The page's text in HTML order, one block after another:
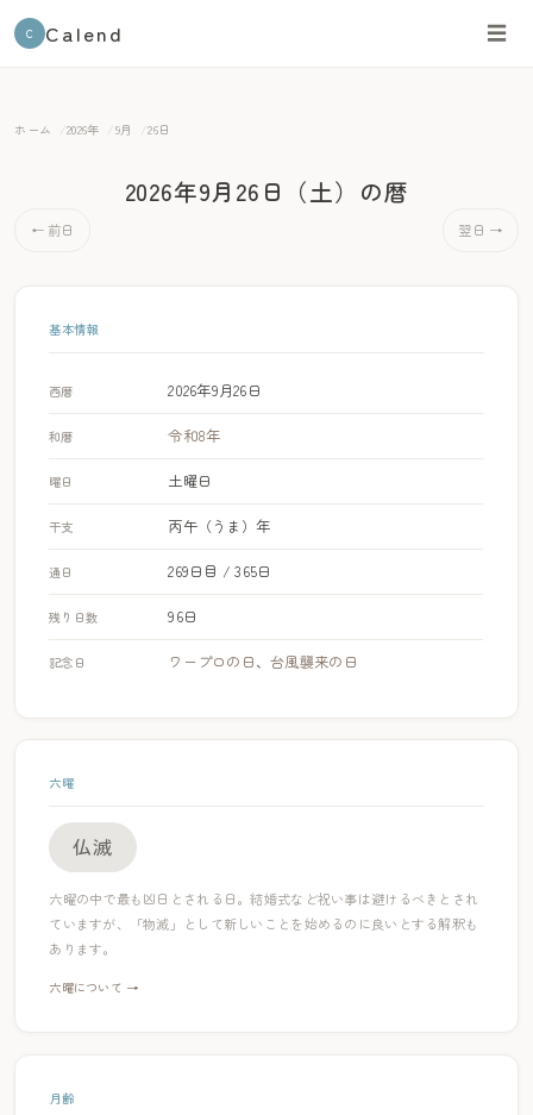
C Calend ☰
ホーム 2026年 9月 26日
← 前日
2026年9月26日（土） の暦
翌日 →
基本情報
西暦 2026年9月26日
和暦 令和8年
曜日 土曜日
干支 丙午（うま）年
通日 269日目 / 365日
残り日数 96日
記念日 ワープロの日、台風襲来の日
六曜
仏滅
六曜の中で最も凶日とされる日。結婚式など祝い事は避けるべきとされ
ていますが、「物滅」として新しいことを始めるのに良いとする解釈も
あります。
六曜について →
月齢